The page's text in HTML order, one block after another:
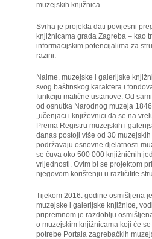
muzejskih knjižnica.
Svrha je projekta dati povijesni
knjižnicama grada Zagreba – kao
informacijskim potencijalima za
razini.
Naime, muzejske i galerijske
svog baštinskog karaktera i
funkciju matične ustanove. Od
od osnutka Narodnog muzeja
„učenjaci i književnici da se na
Prema Registru muzejskih i
danas postoji više od 30
podržavaju osnovne djelatnosti
se čuva oko 500 000 knjižničnih
vrijednosti. Ovim bi se projektom
njegovom korištenju u različitite
Tijekom 2016. godine osmišljena
muzejske i galerijske knjižnice,
pripremnom je razdoblju
o muzejskim knjižnicama koji će
potrebe Portala zagrebačkih